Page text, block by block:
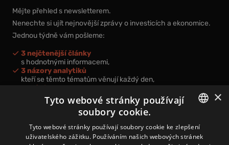
Mějte přehled s newsletterem.
Nenechte si ujít nejnovější zprávy o investicích a ekonomice.
Jednou týdně vám pošleme:
3 nejčtenější články
s hodnotnými informacemi,
3 názory analytiků
kteří se těmto tématům věnují každý den,
nová videa a podcasty
k prohloubení vašich znalostí.
CZECH
×
Tyto webové stránky používají
soubory cookie.
Tyto webové stránky používají soubory cookie ke zlepšení
uživatelského zážitku. Používáním našich webových stránek